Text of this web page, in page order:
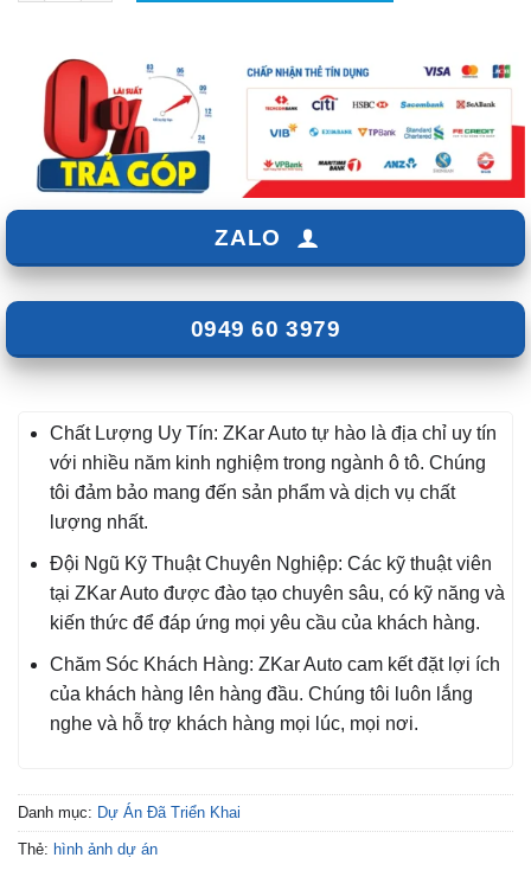
ZALO
0949 60 3979
Chất Lượng Uy Tín: ZKar Auto tự hào là địa chỉ uy tín
với nhiều năm kinh nghiệm trong ngành ô tô. Chúng
tôi đảm bảo mang đến sản phẩm và dịch vụ chất
lượng nhất.
Đội Ngũ Kỹ Thuật Chuyên Nghiệp: Các kỹ thuật viên
tại ZKar Auto được đào tạo chuyên sâu, có kỹ năng và
kiến thức để đáp ứng mọi yêu cầu của khách hàng.
Chăm Sóc Khách Hàng: ZKar Auto cam kết đặt lợi ích
của khách hàng lên hàng đầu. Chúng tôi luôn lắng
nghe và hỗ trợ khách hàng mọi lúc, mọi nơi.
Danh mục: Dự Án Đã Triển Khai
Thẻ: hình ảnh dự án